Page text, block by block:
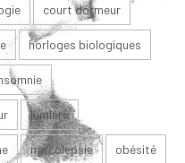
court dormeur
horloges biologiques
lumière
narcolepsie obésité